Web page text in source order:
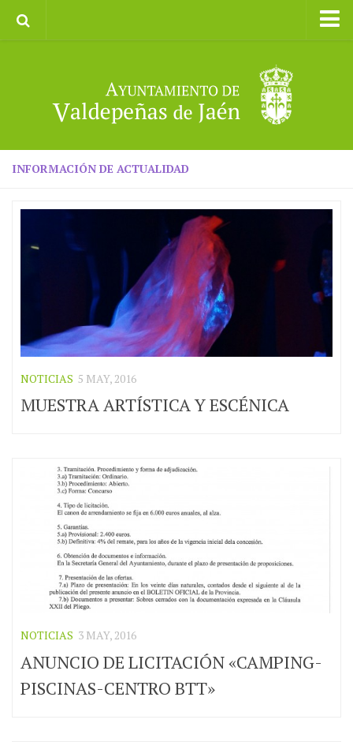
II CXM ROMPEALBARCAS 2023
INFORMACIÓN DE ACTUALIDAD
NOTICIAS 5 MAY, 2016
MUESTRA ARTÍSTICA Y ESCÉNICA
NOTICIAS 3 MAY, 2016
ANUNCIO DE LICITACIÓN «CAMPING-
PISCINAS-CENTRO BTT»